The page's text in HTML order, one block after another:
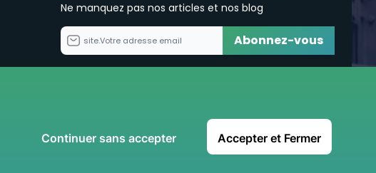
Ne manquez pas nos articles et nos blog
site.Votre adresse email Abonnez-vous
Continuer sans accepter Accepter et Fermer